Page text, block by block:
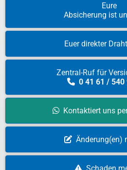
Eure
Absicherung ist
Euer direkter
Zentral-Ruf für
0 41 61 / 540
Kontaktiert uns
Änderung(en)
Schaden